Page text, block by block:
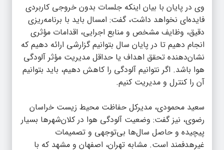
وی در پایان با بیان اینکه جلسات بدون خروجی کاربردی
فایده‌ای نخواهد داشت، گفت: امسال باید با برنامه‌ریزی
دقیق، وظایف مشخص و منابع اجرایی، اقدامات مؤثری
انجام دهیم تا در پایان سال بتوانیم گزارشی ارائه دهیم که
نشان‌دهنده تحقق اهداف یا حداقل مدیریت مؤثر آلودگی
هوا باشد. اگر نتوانیم آلودگی را کاهش دهیم، باید بتوانیم
آن را کنترل و مدیریت کنیم.
️سعید محمودی، مدیرکل حفاظت محیط زیست خراسان
رضوی، نیز گفت: وضعیت آلودگی هوا در کلان‌شهرها بسیار
پیچیده و حاصل سال‌ها بی‌توجهی و تصمیمات
غیرهدفمند است. مشابه تهران، اصفهان و مشهد که با